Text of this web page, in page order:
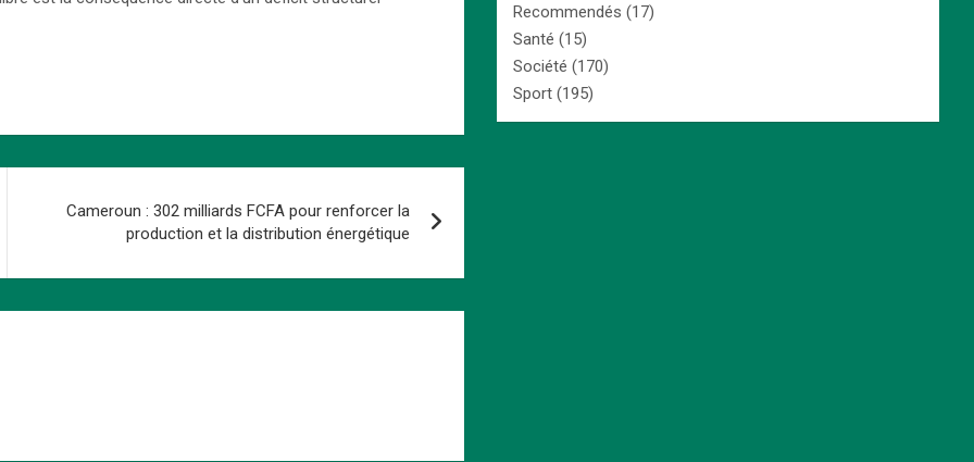
Cameroun : 302 milliards FCFA pour renforcer la
production et la distribution énergétique
Recommendés (17)
Santé (15)
Société (170)
Sport (195)